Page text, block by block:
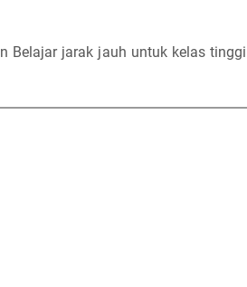
Belajar jarak jauh untuk kelas tinggi